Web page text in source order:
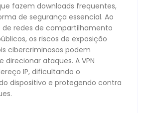
fazem downloads frequentes,
de segurança essencial. Ao
de redes de compartilhamento
os riscos de exposição
cibercriminosos podem
direcionar ataques. A VPN
IP, dificultando o
dispositivo e protegendo contra